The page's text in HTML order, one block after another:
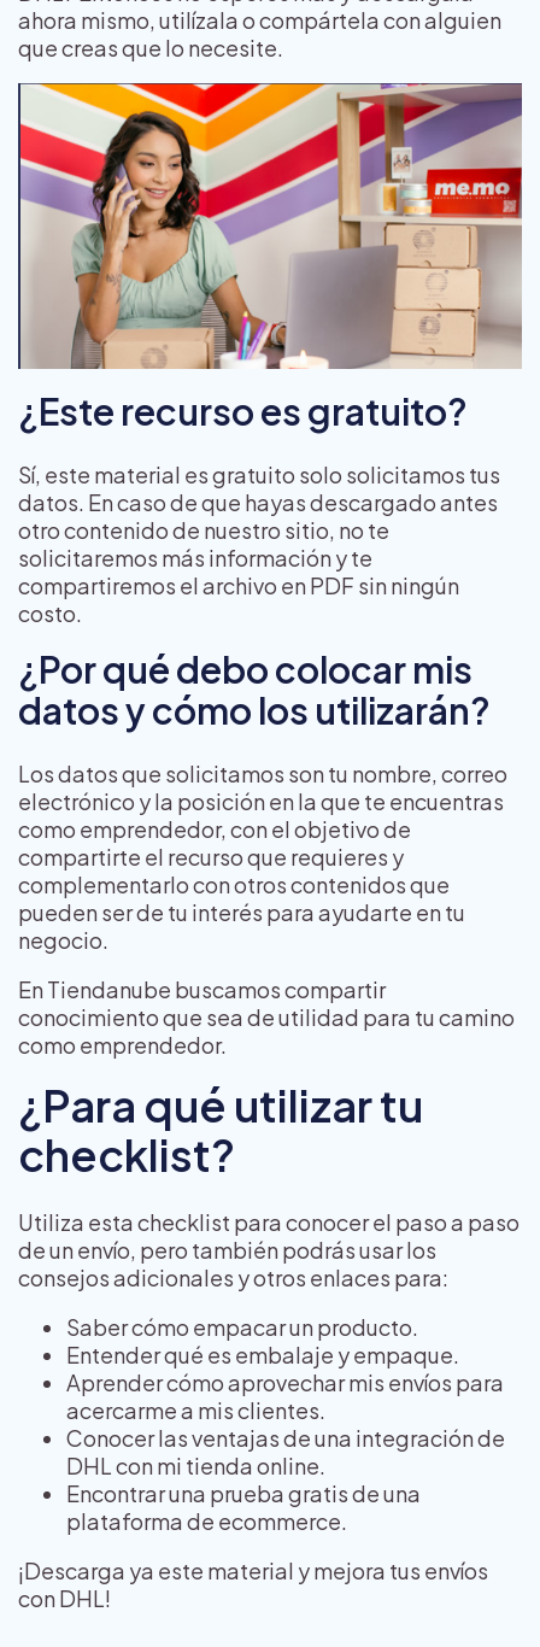
ahora mismo, utilízala o compártela con alguien
que creas que lo necesite.
¿Este recurso es gratuito?
Sí, este material es gratuito solo solicitamos tus
datos. En caso de que hayas descargado antes
otro contenido de nuestro sitio, no te
solicitaremos más información y te
compartiremos el archivo en PDF sin ningún
costo.
¿Por qué debo colocar mis
datos y cómo los utilizarán?
Los datos que solicitamos son tu nombre, correo
electrónico y la posición en la que te encuentras
como emprendedor, con el objetivo de
compartirte el recurso que requieres y
complementarlo con otros contenidos que
pueden ser de tu interés para ayudarte en tu
negocio.
En Tiendanube buscamos compartir
conocimiento que sea de utilidad para tu camino
como emprendedor.
¿Para qué utilizar tu
checklist?
Utiliza esta checklist para conocer el paso a paso
de un envío, pero también podrás usar los
consejos adicionales y otros enlaces para:
Saber cómo empacar un producto.
Entender qué es embalaje y empaque.
Aprender cómo aprovechar mis envíos para
acercarme a mis clientes.
Conocer las ventajas de una integración de
DHL con mi tienda online.
Encontrar una prueba gratis de una
plataforma de ecommerce.
¡Descarga ya este material y mejora tus envíos
con DHL!